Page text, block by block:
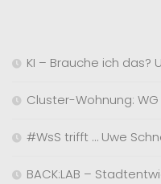
KI – Brauche ich das?
Cluster-Wohnung:
#WsS trifft … Uwe
BACK:LAB –